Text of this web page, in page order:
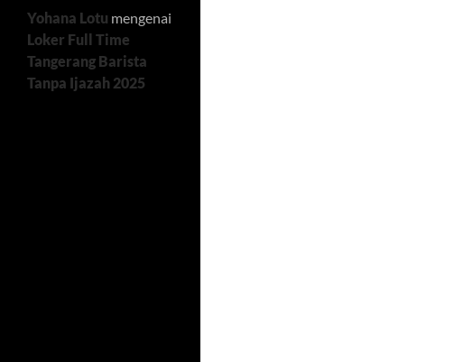
Yohana Lotu mengenai
Loker Full Time
Tangerang Barista
Tanpa Ijazah 2025